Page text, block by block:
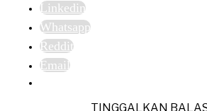
Linkedin
Whatsapp
Reddit
Email
TINGGALKAN